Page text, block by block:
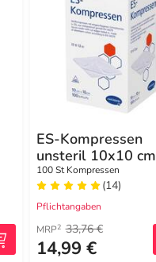
ES-Kompressen
unsteril 10x10 cm
12fach
100 St Kompressen
(14)
Pflichtangaben
MRP2 33,76 €
14,99 €